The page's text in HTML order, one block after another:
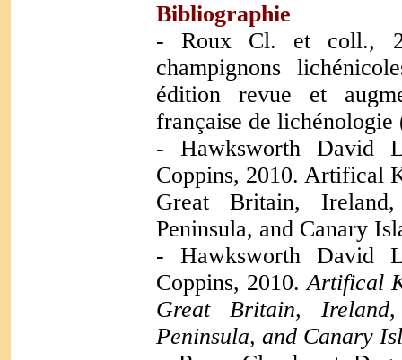
Bibliographie
- Roux Cl. et coll.,
champignons
édition revue et
française de
- Hawksworth David
Coppins, 2010. Artifical
Great Britain,
Peninsula, and Canary
- Hawksworth David
Coppins, 2010.Artifical
Great Britain,
Peninsula, and Canary